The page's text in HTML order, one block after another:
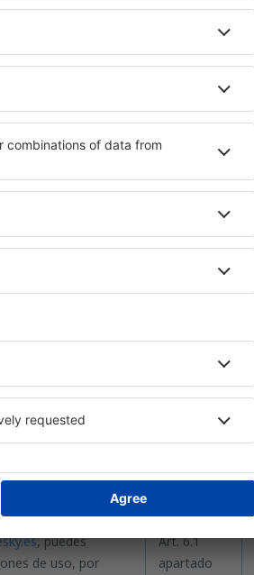
telefónica.
ninguna
apartado
RGPD
de uso, por
se procesarán
aéreas u
servicio en cuestión.
del centro de
automatizada.
sin ninguna
apartado
22.2
apartado
RGPD
, puedes
de uso, por
Art. 6.1
apartado